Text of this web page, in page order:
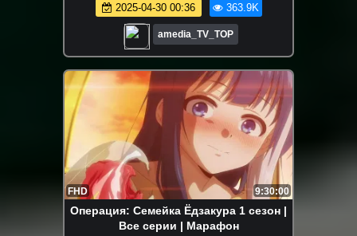
2025-04-30 00:36 363.9K
amedia_TV_TOP
FHD 9:30:00
Операция: Семейка Ёдзакура 1 сезон |
Все серии | Марафон